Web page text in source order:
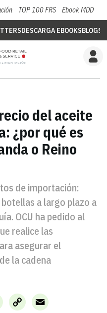
TOP 100 FRS Ebook MDD
DESCARGA EBOOKSBLOGS
del aceite
¿por qué es
o Reino
de importación:
a largo plazo a
OCU ha pedido al
realice las
asegurar el
la cadena
X
Copy
Link
Email